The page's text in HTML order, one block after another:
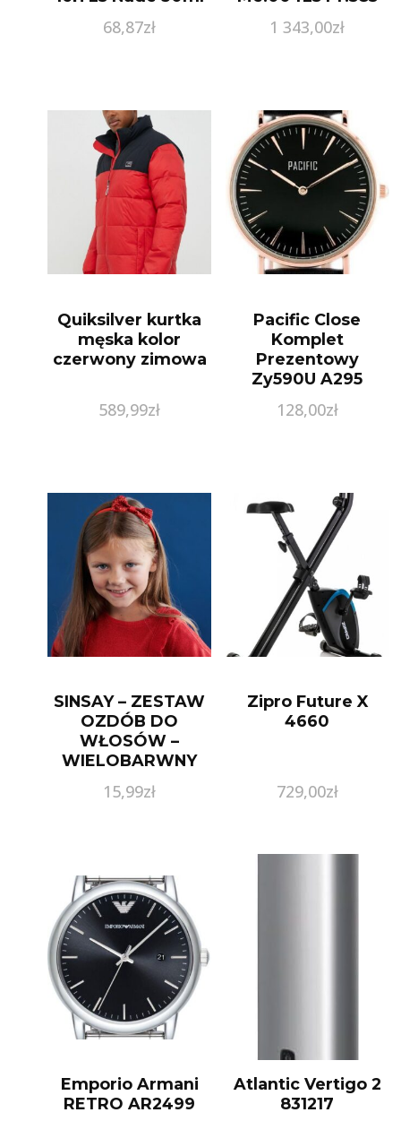
68,87zł 1 343,00zł
Quiksilver kurtka
męska kolor
czerwony zimowa
589,99zł
Pacific Close
Komplet
Prezentowy
Zy590U A295
128,00zł
SINSAY – ZESTAW
OZDÓB DO
WŁOSÓW –
WIELOBARWNY
15,99zł
Zipro Future X
4660
729,00zł
Emporio Armani
RETRO AR2499
Atlantic Vertigo 2
831217